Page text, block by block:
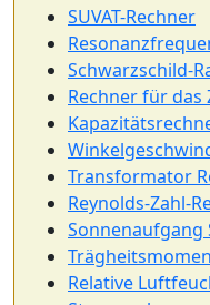
SUVAT-Rechner
Schwarzschild-
Rechner für das
Transformator
Reynolds-Zahl-
Sonnenaufgang
Relative